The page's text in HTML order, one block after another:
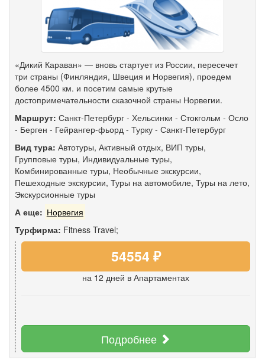
«Дикий Караван» — вновь стартует из России, пересечет
три страны (Финляндия, Швеция и Норвегия), проедем
более 4500 км. и посетим самые крутые
достопримечательности сказочной страны Норвегии.
Маршрут: Санкт-Петербург - Хельсинки - Стокгольм - Осло
- Берген - Гейрангер-фьорд - Турку - Санкт-Петербург
Вид тура: Автотуры, Активный отдых, ВИП туры,
Групповые туры, Индивидуальные туры,
Комбинированные туры, Необычные экскурсии,
Пешеходные экскурсии, Туры на автомобиле, Туры на лето,
Экскурсионные туры
А еще: Норвегия
Турфирма: Fitness Travel;
54554 ₽
на 12 дней в Апартаментах
Подробнее